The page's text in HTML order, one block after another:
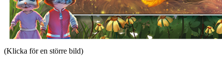
(Klicka för en större bild)